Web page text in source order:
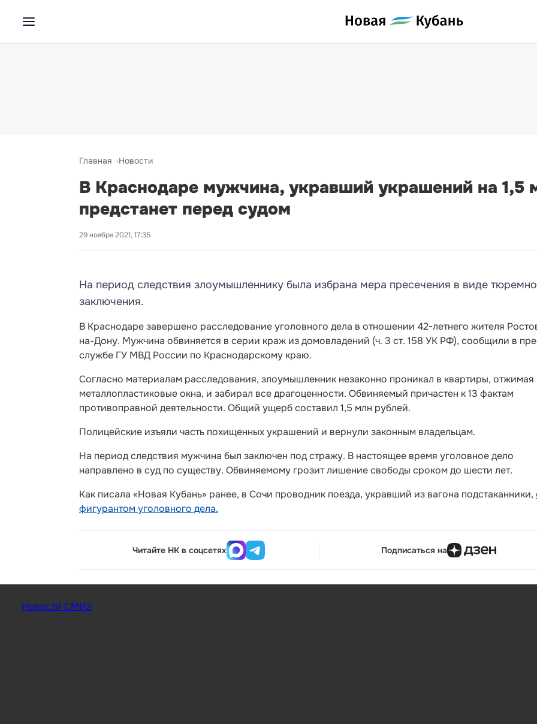
Главная Новости
В Краснодаре мужчина, укравший украшений на 1,5
предстанет перед судом
29 ноября 2021, 17:35
На период следствия злоумышленнику была избрана мера пресечения в виде
заключения.
В Краснодаре завершено расследование уголовного дела в отношении 42-летнего жителя
на-Дону. Мужчина обвиняется в серии краж из домовладений (ч. 3 ст. 158 УК РФ), сообщили в
службе ГУ МВД России по Краснодарскому краю.
Согласно материалам расследования, злоумышленник незаконно проникал в квартиры, отжимая
металлопластиковые окна, и забирал все драгоценности. Обвиняемый причастен к 13 фактам
противоправной деятельности. Общий ущерб составил 1,5 млн рублей.
Полицейские изъяли часть похищенных украшений и вернули законным владельцам.
На период следствия мужчина был заключен под стражу. В настоящее время уголовное дело
направлено в суд по существу. Обвиняемому грозит лишение свободы сроком до шести лет.
Как писала «Новая Кубань» ранее, в Сочи проводник поезда, укравший из вагона подстаканники,
фигурантом уголовного дела.
Читайте НК в соцсетях Подписаться на
Новости СМИ2